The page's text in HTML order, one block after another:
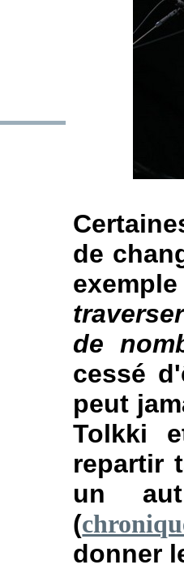
de
de
cessé
peut
Tolkki
repartir
un
(
donner